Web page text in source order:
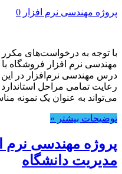
پروژه مهندسی نرم افزار 0
با توجه به درخواست‌های مکرر
مهندسی نرم افزار فروشگاه
درس مهندسی نرم‌افزار در
رعایت تمامی مراحل استاندارد
می‌تواند به عنوان یک نمونه
توضیحات بیشتر »
پروژه مهندسی نرم
مدیریت دانشگاه